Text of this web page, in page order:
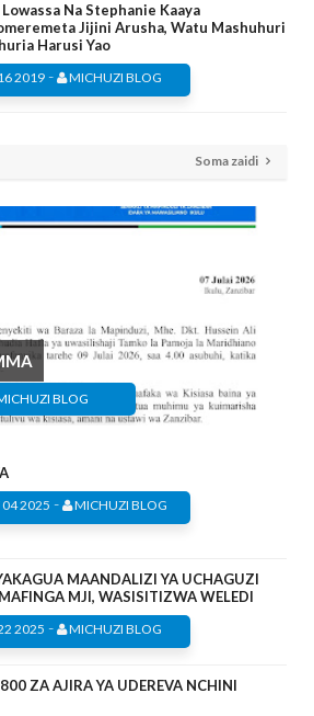
Na Stephanie Kaaya
Jijini Arusha, Watu Mashuhuri
Harusi Yao
2019- MICHUZI BLOG
Soma zaidi
BLOG
04 2025 - MICHUZI BLOG
MAANDALIZI YA UCHAGUZI
MJI, WASISITIZWA WELEDI
2025 - MICHUZI BLOG
ZA AJIRA YA UDEREVA NCHINI